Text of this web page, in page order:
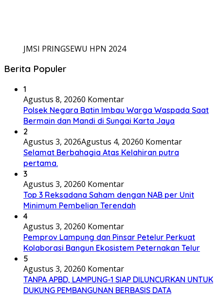
JMSI PRINGSEWU HPN 2024
Berita Populer
1
Agustus 8, 20260 Komentar
Polsek Negara Batin Imbau Warga Waspada Saat
Bermain dan Mandi di Sungai Karta Jaya
2
Agustus 3, 2026Agustus 4, 20260 Komentar
Selamat Berbahagia Atas Kelahiran putra
pertama.
3
Agustus 3, 20260 Komentar
Top 3 Reksadana Saham dengan NAB per Unit
Minimum Pembelian Terendah
4
Agustus 3, 20260 Komentar
Pemprov Lampung dan Pinsar Petelur Perkuat
Kolaborasi Bangun Ekosistem Peternakan Telur
5
Agustus 3, 20260 Komentar
TANPA APBD, LAMPUNG-1 SIAP DILUNCURKAN UNTUK
DUKUNG PEMBANGUNAN BERBASIS DATA